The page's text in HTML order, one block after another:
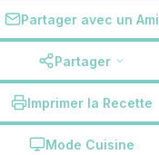
Partager avec un Ami
Partager
Imprimer la Recette
Mode Cuisine